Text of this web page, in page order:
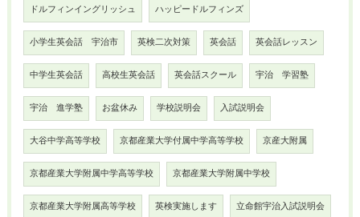
ドルフィンイングリッシュ ハッピードルフィンズ
小学生英会話 宇治市 英検二次対策 英会話 英会話レッスン
中学生英会話 高校生英会話 英会話スクール 宇治 学習塾
宇治 進学塾 お盆休み 学校説明会 入試説明会
大谷中学高等学校 京都産業大学付属中学高等学校 京産大附属
京都産業大学附属中学高等学校 京都産業大学附属中学校
京都産業大学附属高等学校 英検実施します 立命館宇治入試説明会